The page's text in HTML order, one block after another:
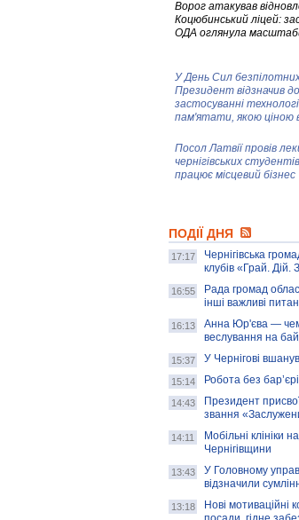
Ворог атакував
Коцюбинський ліцей:
ОДА оглянула
У День Сил
Президент відзначив
застосуванні
пам'ятати, якою ціною
Посол Латвії провів
чернігівських
працює місцевий бізнес
колекцію про війну,
AB InBev Efes Україна
навчальний проєкт
школа", спрямований на
підприємництва у
Золота тварина:
написало про
скільки на ньому
витрачають?
ПОДІЇ ДНЯ
17:17
Чернігівська
клубів «Грай. Дій.
16:55
Рада громад
інші важливі
16:13
Анна Юр'єва —
веслування на
15:37 У Чернігові
15:14 Робота без
14:43
Президент
звання
14:11
Мобільні клініки
Чернігівщини
13:43
У Головному
відзначили
13:18
Нові мотиваційні